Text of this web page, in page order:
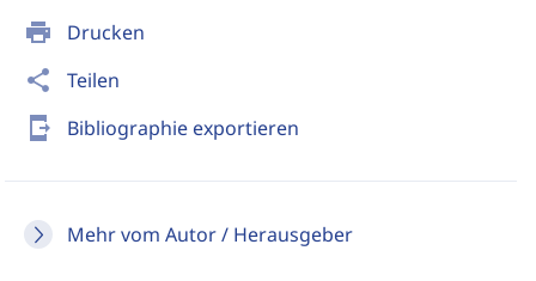
print Drucken
share Teilen
send_to_mobile Bibliographie exportieren
Mehr vom Autor / Herausgeber